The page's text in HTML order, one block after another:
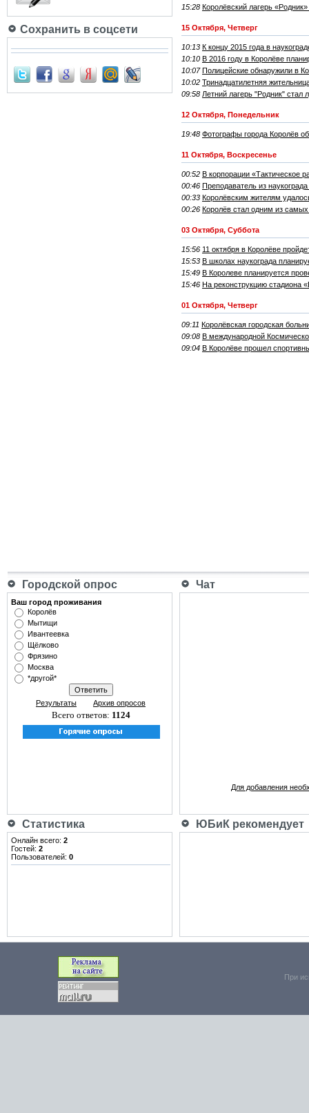
Сохранить в соцсети
15:28 Королёвский лагерь
15 Октября, Четверг
10:13 К концу 2015 года в
10:10 В 2016 году в Королёве
10:07 Полицейские обнаружили в
10:02 Тринадцатилетняя
09:58 Летний лагерь "Родник"
12 Октября, Понедельник
19:48 Фотографы города Королёв
11 Октября, Воскресенье
00:52 В корпорации «Тактическое
00:46 Преподаватель из
00:33 Королёвским жителям
00:26 Королёв стал одним из
03 Октября, Суббота
15:56 11 октября в Королёве
15:53 В школах наукограда
15:49 В Королеве планируется
15:46 На реконструкцию стадиона
01 Октября, Четверг
09:11 Королёвская городская
09:08 В международной
09:04 В Королёве прошел
Городской опрос Чат
Ваш город проживания
Королёв
Мытищи
Ивантеевка
Щёлково
Фрязино
Москва
*другой*
Результаты Архив опросов
Всего ответов: 1124
Для добавления
Статистика ЮБиК рекомендует
Онлайн всего: 2
Гостей: 2
Пользователей: 0
При